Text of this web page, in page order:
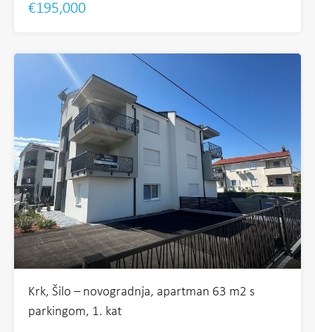
€195,000
Krk, Šilo – novogradnja, apartman 63 m2 s
parkingom, 1. kat